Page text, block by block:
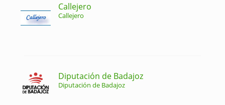
Callejero
Callejero
Diputación de Badajoz
Diputación de Badajoz